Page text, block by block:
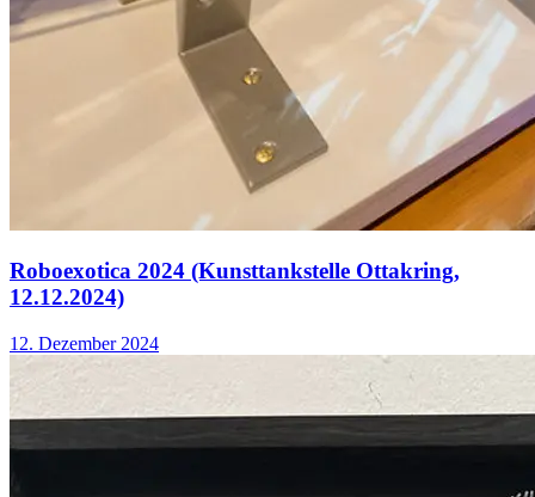
Roboexotica 2024 (Kunsttankstelle Ottakring,
12.12.2024)
12. Dezember 2024